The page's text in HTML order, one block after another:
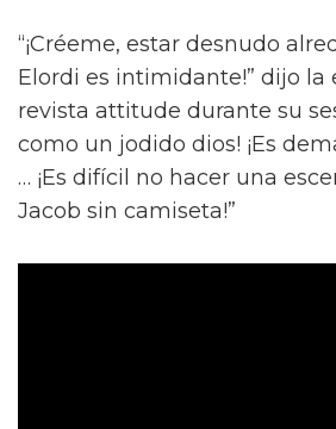
“¡Créeme, estar desnudo
Elordi es intimidante!” dijo la
revista attitude durante su
como un jodido dios! ¡Es
… ¡Es difícil no hacer una
Jacob sin camiseta!”